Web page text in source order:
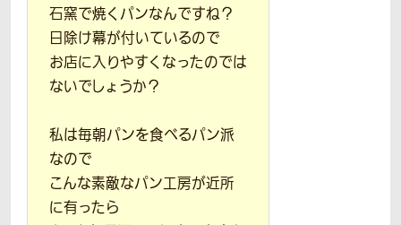
石窯で焼くパンなんですね？
日除け幕が付いているので
お店に入りやすくなったのでは
ないでしょうか？
私は毎朝パンを食べるパン派
なので
こんな素敵なパン工房が近所
に有ったら